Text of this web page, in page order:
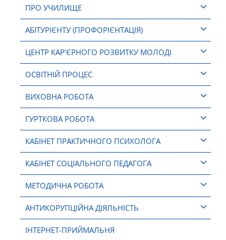
ПРО УЧИЛИЩЕ
АБІТУРІЄНТУ (ПРОФОРІЄНТАЦІЯ)
ЦЕНТР КАР’ЄРНОГО РОЗВИТКУ МОЛОДІ
ОСВІТНІЙ ПРОЦЕС
ВИХОВНА РОБОТА
ГУРТКОВА РОБОТА
КАБІНЕТ ПРАКТИЧНОГО ПСИХОЛОГА
КАБІНЕТ СОЦІАЛЬНОГО ПЕДАГОГА
МЕТОДИЧНА РОБОТА
АНТИКОРУПЦІЙНА ДІЯЛЬНІСТЬ
ІНТЕРНЕТ-ПРИЙМАЛЬНЯ